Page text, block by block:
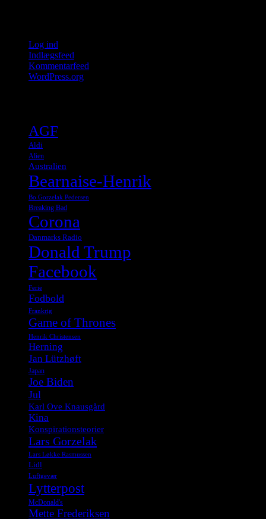
Log ind
Indlægsfeed
Kommentarfeed
WordPress.org
AGF
Aldi
Alien
Australien
Bearnaise-Henrik
Bo Gorzelak Pedersen
Breaking Bad
Corona
Danmarks Radio
Donald Trump
Facebook
Ferie
Fodbold
Frankrig
Game of Thrones
Henrik Christensen
Herning
Jan Lützhøft
Japan
Joe Biden
Jul
Karl Ove Knausgård
Kina
Konspirationsteorier
Lars Gorzelak
Lars Løkke Rasmussen
Lidl
Luftgevær
Lytterpost
McDonald's
Mette Frederiksen